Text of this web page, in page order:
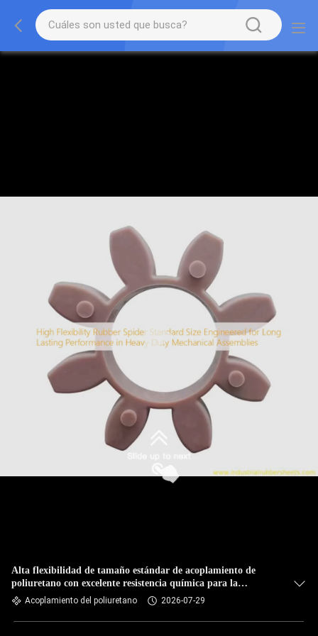
Alta flexibilidad de tamaño estándar de acoplamiento de
poliuretano con excelente resistencia química para la
transmisión de energía
Acoplamiento del poliuretano 2026-07-29